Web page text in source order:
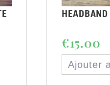
€15.00
Ajouter